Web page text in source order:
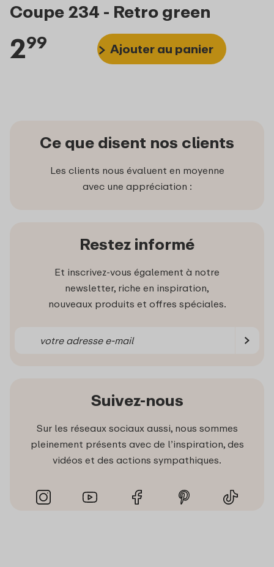
Coupe 234 - Retro green
299 Ajouter au panier
Ce que disent nos clients
Les clients nous évaluent en moyenne
avec une appréciation :
Restez informé
Et inscrivez-vous également à notre
newsletter, riche en inspiration,
nouveaux produits et offres spéciales.
Suivez-nous
Sur les réseaux sociaux aussi, nous sommes
pleinement présents avec de l’inspiration, des
vidéos et des actions sympathiques.